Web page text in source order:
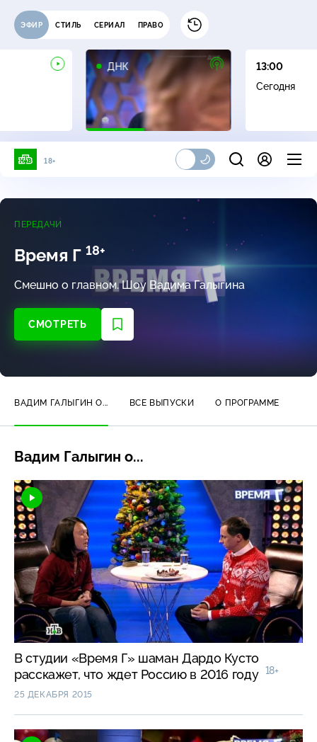
ЭФИР СТИЛЬ СЕРИАЛ ПРАВО
ДНК
16+
13:00
Сегодня
18+
ПЕРЕДАЧИ
Время Г 18+
Смешно о главном. Шоу Вадима Галыгина
СМОТРЕТЬ
ВАДИМ ГАЛЫГИН О... ВСЕ ВЫПУСКИ О ПРОГРАММЕ
Вадим Галыгин о...
В студии «Время Г» шаман Дардо Кусто
расскажет, что ждет Россию в 2016 году 18+
25 ДЕКАБРЯ 2015